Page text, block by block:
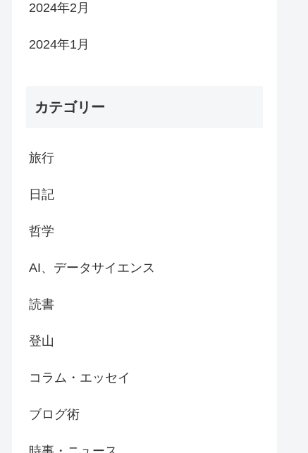
2024年2月
2024年1月
カテゴリー
旅行
日記
哲学
AI、データサイエンス
読書
登山
コラム・エッセイ
ブログ術